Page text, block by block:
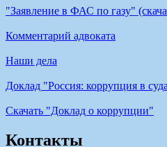
"Заявление в ФАС по газу"
Комментарий адвоката
Наши дела
Доклад "Россия: коррупция в
Cкачать "Доклад о коррупции"
Контакты